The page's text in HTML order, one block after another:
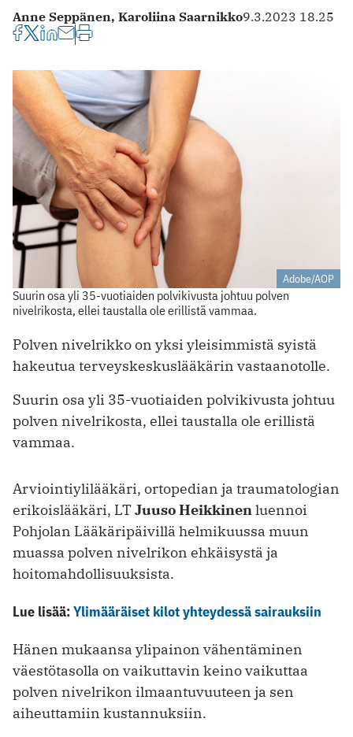
Anne Seppänen, Karoliina Saarnikko9.3.2023 18.25
Adobe/AOP
Suurin osa yli 35-vuotiaiden polvikivusta johtuu polven
nivelrikosta, ellei taustalla ole erillistä vammaa.
Polven nivelrikko on yksi yleisimmistä syistä
hakeutua terveyskeskuslääkärin vastaanotolle.
Suurin osa yli 35-vuotiaiden polvikivusta johtuu
polven nivelrikosta, ellei taustalla ole erillistä
vammaa.
Arviointiylilääkäri, ortopedian ja traumatologian
erikoislääkäri, LTJuuso Heikkinenluennoi
Pohjolan Lääkäripäivillä helmikuussa muun
muassa polven nivelrikon ehkäisystä ja
hoitomahdollisuuksista.
Lue lisää:Ylimääräiset kilot yhteydessä sairauksiin
Hänen mukaansa ylipainon vähentäminen
väestötasolla on vaikuttavin keino vaikuttaa
polven nivelrikon ilmaantuvuuteen ja sen
aiheuttamiin kustannuksiin.